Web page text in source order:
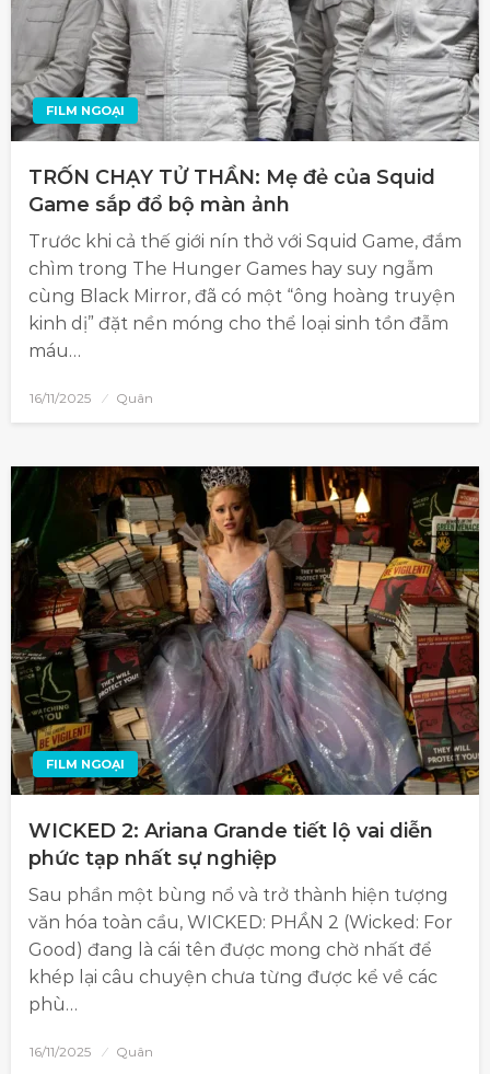
FILM NGOẠI
TRỐN CHẠY TỬ THẦN: Mẹ đẻ của Squid
Game sắp đổ bộ màn ảnh
Trước khi cả thế giới nín thở với Squid Game, đắm
chìm trong The Hunger Games hay suy ngẫm
cùng Black Mirror, đã có một “ông hoàng truyện
kinh dị” đặt nền móng cho thể loại sinh tồn đẫm
máu…
16/11/2025 Quân
FILM NGOẠI
WICKED 2: Ariana Grande tiết lộ vai diễn
phức tạp nhất sự nghiệp
Sau phần một bùng nổ và trở thành hiện tượng
văn hóa toàn cầu, WICKED: PHẦN 2 (Wicked: For
Good) đang là cái tên được mong chờ nhất để
khép lại câu chuyện chưa từng được kể về các
phù…
16/11/2025 Quân